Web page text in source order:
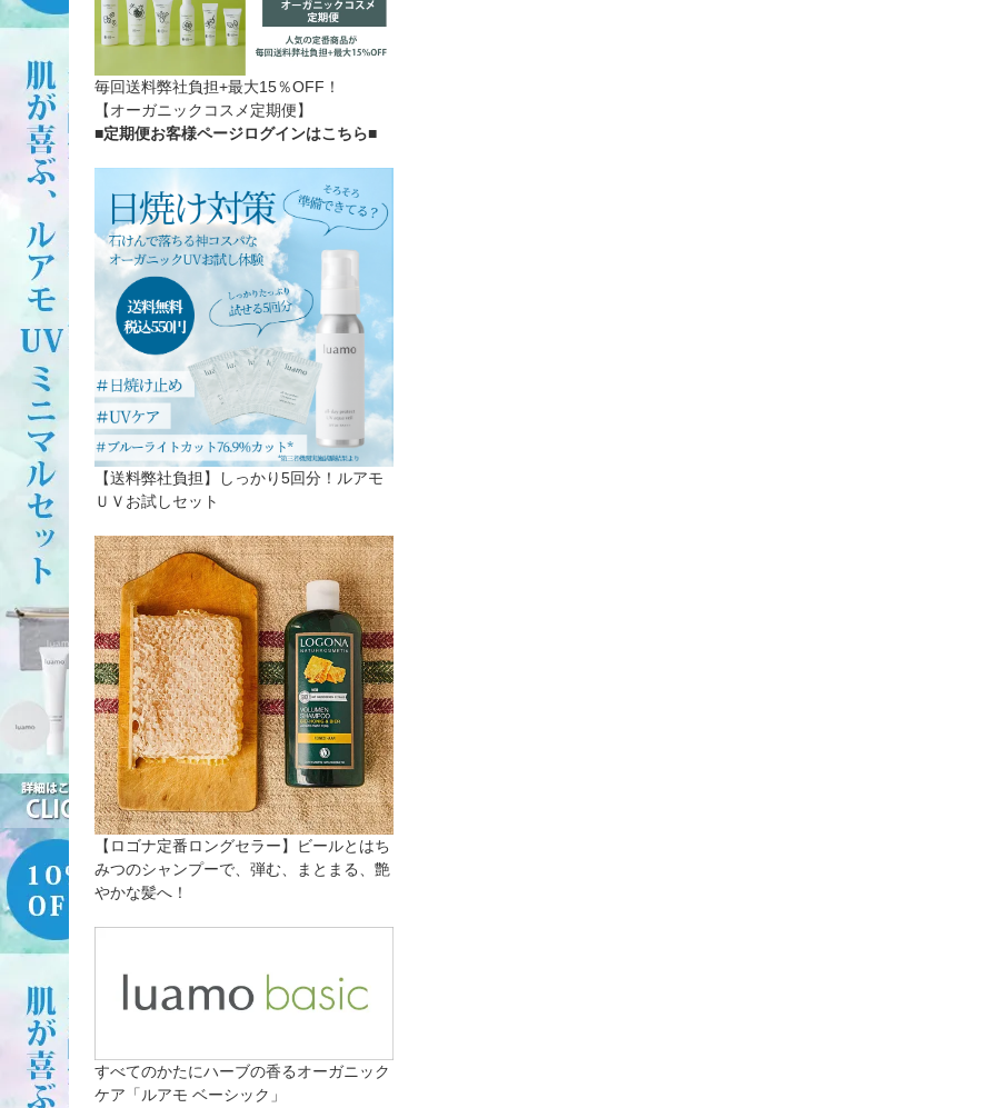
毎回送料弊社負担+最大15％OFF！
【オーガニックコスメ定期便】
■定期便お客様ページログインはこちら■
【送料弊社負担】しっかり5回分！ルアモ
ＵＶお試しセット
【ロゴナ定番ロングセラー】ビールとはち
みつのシャンプーで、弾む、まとまる、艶
やかな髪へ！
すべてのかたにハーブの香るオーガニック
ケア「ルアモ ベーシック」